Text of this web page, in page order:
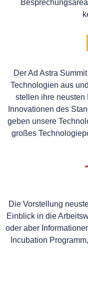
Der Ad Astra
Technologien aus
stellen ihre neusten
Innovationen des
geben unsere
großes
Die Vorstellung
Einblick in die
oder aber
Incubation